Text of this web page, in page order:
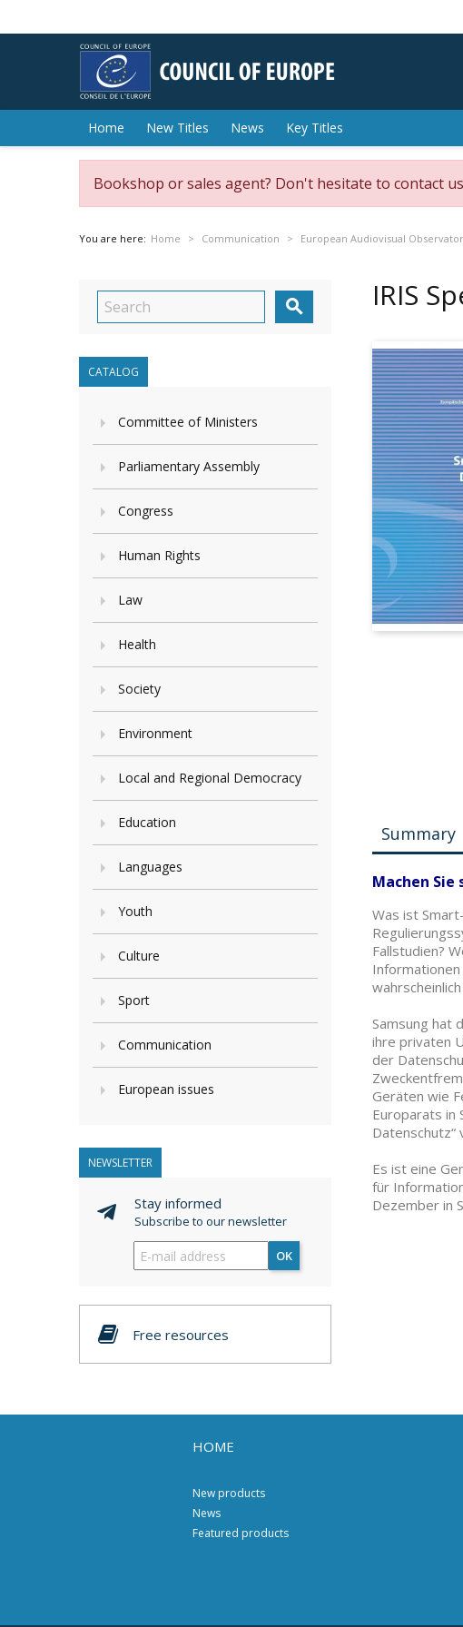
Home New Titles News Key Titles
Bookshop or sales agent? Don't hesitate to contact
You are here: Home Communication European Audiovisual

CATALOG
Committee of Ministers
Parliamentary Assembly
Congress
Human Rights
Law
Health
Society
Environment
Local and Regional Democracy
Education
Languages
Youth
Culture
Sport
Communication
European issues
NEWSLETTER
Stay informed
Subscribe to our newsletter
OK
Free resources
IRIS
Summary
Machen Sie
Was ist
Fallstudien?
Samsung hat
ihre privaten
der
Geräten wie
Europarats in
Datenschutz“
Es ist eine
für
Dezember in
HOME
New products
News
Featured products